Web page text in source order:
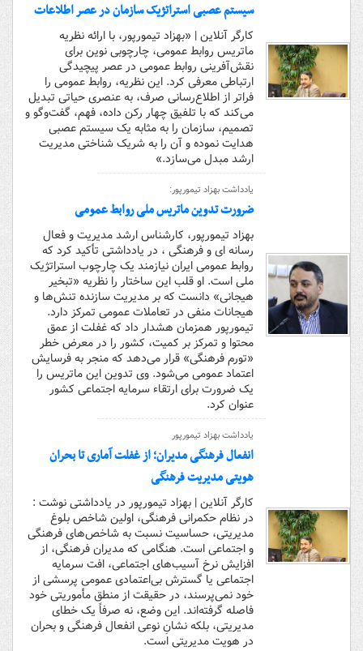
سیستم عصبی استراتژیک سازمان در عصر اطلاعات
کارگر آنلاین | «بهزاد تیمورپور، با ارائه نظریه
ماتریس روابط عمومی، چارچوبی نوین برای
نقش‌آفرینی روابط عمومی در عصر پیچیدگی
ارتباطی معرفی کرد. این نظریه، روابط عمومی را
فراتر از اطلاع‌رسانی صرف، به عنصری حیاتی تبدیل
می‌کند که با تلفیق چهار رکن داده، فهم، گفت‌وگو و
تصمیم، سازمان را به مثابه یک سیستم عصبی
هدایت نموده و آن را به شریک شناختی مدیریت
ارشد مبدل می‌سازد.»
یادداشت بهزاد تیمورپور:
ضرورت تدوین ماتریس ملی روابط عمومی
بهزاد تیمورپور، کارشناس ارشد مدیریت و فعال
رسانه ای و فرهنگی ، در یادداشتی تأکید کرد که
روابط عمومی ایران نیازمند یک چارچوب استراتژیک
ملی است. او قلب این ساختار را نظریه «تبخیر
هیجانی» دانست که بر مدیریت سازنده تنش‌ها و
هیجانات منفی در تعاملات عمومی تمرکز دارد.
تیمورپور همزمان هشدار داد که غفلت از عمق
محتوا و تمرکز بر کمیت، کشور را در معرض خطر
«تورم فرهنگی» قرار می‌دهد که منجر به فرسایش
اعتماد عمومی می‌شود. وی تدوین این ماتریس را
یک ضرورت برای ارتقاء سرمایه اجتماعی کشور
عنوان کرد.
یادداشت بهزاد تیمورپور
انفعال فرهنگی مدیران؛ از غفلت آماری تا بحران
هویتی مدیریت فرهنگی
کارگر آنلاین | بهزاد تیمورپور در یادداشتی نوشت :
در نظام حکمرانی فرهنگی، اولین شاخص بلوغ
مدیریتی، حساسیت نسبت به شاخص‌های فرهنگی
و اجتماعی است. هنگامی که مدیران فرهنگی، از
افزایش نرخ آسیب‌های اجتماعی، افت سرمایه
اجتماعی یا گسترش بی‌اعتمادی عمومی پرسشی از
خود نمی‌پرسند، در حقیقت از منطق مأموریتی خود
فاصله گرفته‌اند. این وضع، نه صرفاً یک خطای
مدیریتی، بلکه نشانِ نوعی انفعال فرهنگی و بحران
در هویت مدیریتی است.